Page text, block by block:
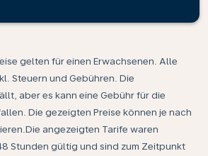
gelten für einen Erwachsenen. Alle
Steuern und Gebühren. Die
aber es kann eine Gebühr für die
Die gezeigten Preise können je nach
angezeigten Tarife waren
Stunden gültig und sind zum Zeitpunkt